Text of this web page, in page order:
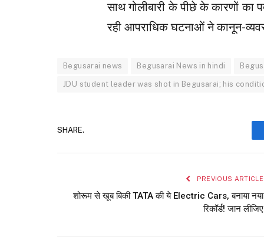
साथ गोलीबारी के पीछे के कारणों का
रही आपराधिक घटनाओं ने कानून-
Begusarai news Begusarai News in hindi
JDU student leader was shot in Begusarai; his
SHARE.
PREVIOUS ARTICLE
शोरूम से खूब बिकी TATA की ये Electric Cars, बनाया नया
रिकॉर्ड! जान लीजिए